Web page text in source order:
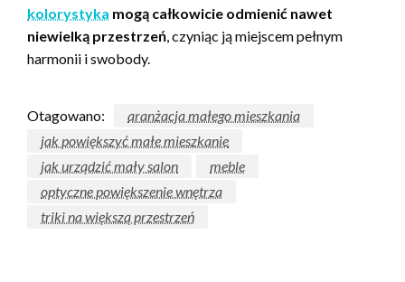
kolorystyka mogą całkowicie odmienić nawet
niewielką przestrzeń , czyniąc ją miejscem pełnym
harmonii i swobody.
Otagowano:
aranżacja małego mieszkania
jak powiększyć małe mieszkanie
jak urządzić mały salon
meble
optyczne powiększenie wnętrza
triki na większą przestrzeń